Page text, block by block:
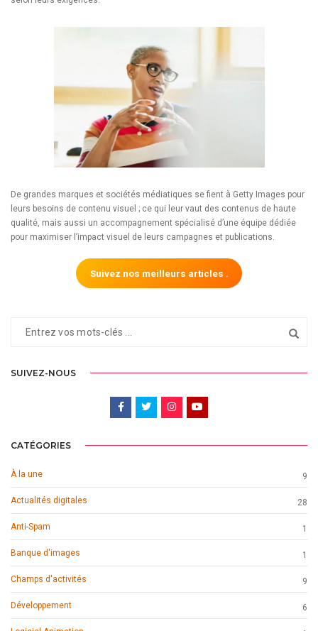
De grandes marques et sociétés médiatiques se fient à Getty Images pour
leurs besoins de contenu visuel ; ce qui leur vaut des contenus de haute
qualité, mais aussi un accompagnement spécialisé d’une équipe dédiée
pour maximiser l’impact visuel de leurs campagnes et publications.
Suivez nos meilleurs articles .
SUIVEZ-NOUS
CATÉGORIES
À la une 9
Actualités digitales 28
Anti-Spam 1
Banque d'images 1
Champs d'activités 9
Développement 6